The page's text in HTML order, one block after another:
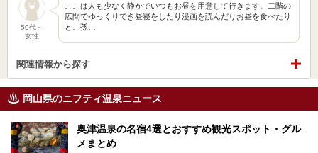
50代～
女性
ここは人も少なく静かでいつもお昼を用意して行きます。二階の
広間でゆっくりでき昼寝をしたり漫画を読んだりお昼を食べたり
と。孫…
関連情報から探す
岡山県のニフティ温泉ニュース
奥津温泉の名宿4選とおすすめ観光スポット・グル
メまとめ